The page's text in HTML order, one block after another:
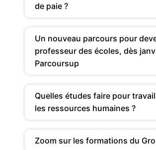
de paie ?
Un nouveau parcours pour
professeur des écoles, dès
Parcoursup
Quelles études faire pour
les ressources humaines ?
Zoom sur les formations du